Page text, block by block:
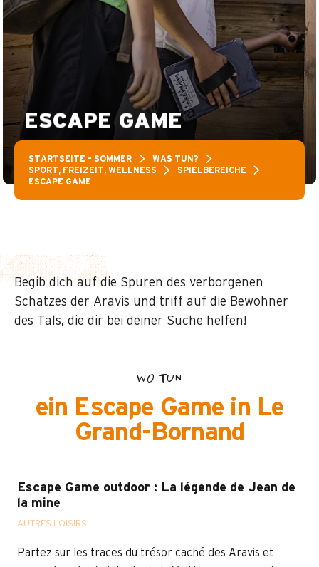
ESCAPE GAME
STARTSEITE – SOMMER
WAS TUN?
SPORT, FREIZEIT, WELLNESS
SPIELBEREICHE
ESCAPE GAME
Begib dich auf die Spuren des verborgenen
Schatzes der Aravis und triff auf die Bewohner
des Tals, die dir bei deiner Suche helfen!
WO TUN
ein Escape Game in Le
Grand-Bornand
Escape Game outdoor : La légende de Jean de
la mine
AUTRES LOISIRS
Partez sur les traces du trésor caché des Aravis et